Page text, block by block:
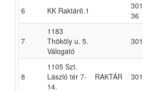
6 KK Raktár6.1
36
7
1183
Thököly u. 5.
Válogató
8
1105 Szt.
László tér 7-
14.
RAKTÁR